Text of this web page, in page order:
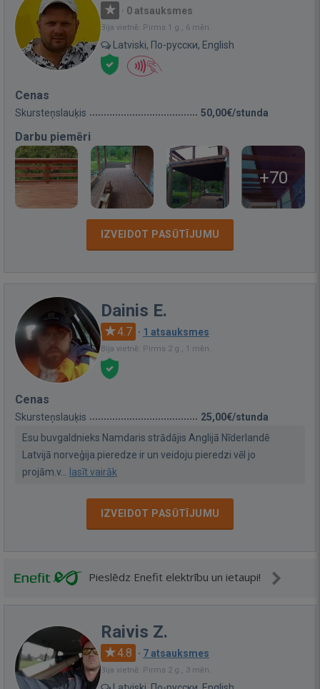
· 0 atsauksmes
Bija vietnē: Pirms 1 g., 6 mēn.
Latviski, По-русски, English
Cenas
Skursteņslauķis 50,00€/stunda
Darbu piemēri
+70
IZVEIDOT PASŪTĪJUMU
Dainis E.
4.7 · 1 atsauksmes
Bija vietnē: Pirms 2 g., 1 mēn.
Cenas
Skursteņslauķis
25,00€/stunda
Esu buvgaldnieks Namdaris strādājis Anglijā Nīderlandē
Latvijā norveģija.pieredze ir un veidoju pieredzi vēl jo
projām.v...
lasīt vairāk
IZVEIDOT PASŪTĪJUMU
Pieslēdz Enefit elektrību un ietaupi!
Raivis Z.
4.8 · 7 atsauksmes
Bija vietnē: Pirms 2 g., 3 mēn.